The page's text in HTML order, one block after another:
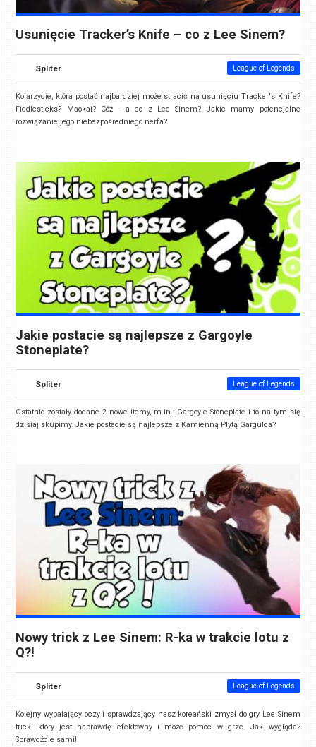
Usunięcie Tracker’s Knife – co z Lee Sinem?
Spliter League of Legends
Kojarzycie, która postać najbardziej może stracić na usunięciu Tracker's Knife?
Fiddlesticks? Maokai? Cóż - a co z Lee Sinem? Jakie mamy potencjalne
rozwiązanie jego niebezpośredniego nerfa?
Jakie postacie są najlepsze z Gargoyle
Stoneplate?
Spliter League of Legends
Ostatnio zostały dodane 2 nowe itemy, m.in.: Gargoyle Stoneplate i to na tym się
dzisiaj skupimy. Jakie postacie są najlepsze z Kamienną Płytą Gargulca?
Nowy trick z Lee Sinem: R-ka w trakcie lotu z
Q?!
Spliter League of Legends
Kolejny wypalający oczy i sprawdzający nasz koreański zmysł do gry Lee Sinem
trick, który jest naprawdę efektowny i może pomóc w grze. Jak wygląda?
Sprawdźcie sami!